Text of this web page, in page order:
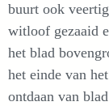
buurt ook
witloof gezaaid
het blad
het einde van
ontdaan van